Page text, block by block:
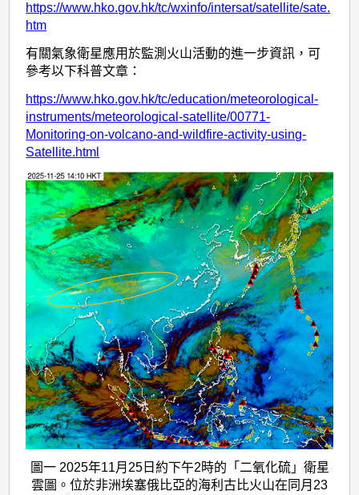
https://www.hko.gov.hk/tc/wxinfo/intersat/satellite/sate.
htm
有關氣象衛星應用於監測火山活動的進一步資訊，可
參考以下科普文章：
https://www.hko.gov.hk/tc/education/meteorological-
instruments/meteorological-satellite/00771-
Monitoring-on-volcano-and-wildfire-activity-using-
Satellite.html
圖一 2025年11月25日約下午2時的「二氧化硫」衛星
雲圖。位於非洲埃塞俄比亞的海利古比火山在同月23